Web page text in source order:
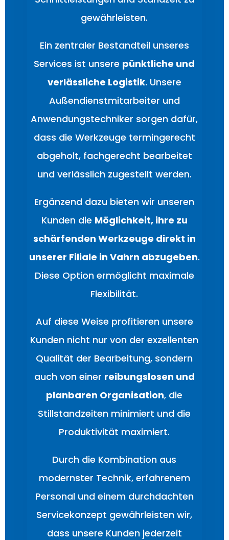
gewährleisten.
Ein zentraler Bestandteil unseres
Services ist unsere pünktliche und
verlässliche Logistik. Unsere
Außendienstmitarbeiter und
Anwendungstechniker sorgen dafür,
dass die Werkzeuge termingerecht
abgeholt, fachgerecht bearbeitet
und verlässlich zugestellt werden.
Ergänzend dazu bieten wir unseren
Kunden die Möglichkeit, ihre zu
schärfenden Werkzeuge direkt in
unserer Filiale in Vahrn abzugeben.
Diese Option ermöglicht maximale
Flexibilität.
Auf diese Weise profitieren unsere
Kunden nicht nur von der exzellenten
Qualität der Bearbeitung, sondern
auch von einer reibungslosen und
planbaren Organisation, die
Stillstandzeiten minimiert und die
Produktivität maximiert.
Durch die Kombination aus
modernster Technik, erfahrenem
Personal und einem durchdachten
Servicekonzept gewährleisten wir,
dass unsere Kunden jederzeit